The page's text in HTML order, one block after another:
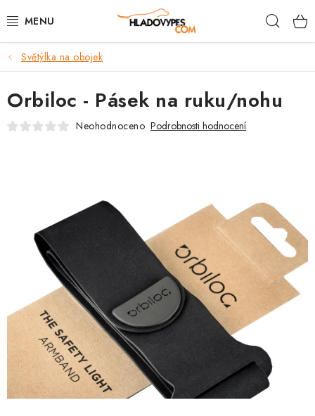
na
POTŘEBY PRO PSY
TAMI PŘEPRAVNÍ BOXY
SPORT SE PSEM
VĚRNOSTNÍ PROGRAM
PRODEJNA
BLOG
SLUŽBY
Světýlka na obojek
Orbiloc - Pásek na ruku/nohu
Neohodnoceno Podrobnosti hodnocení